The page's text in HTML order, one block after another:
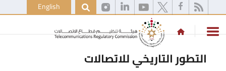
English
التطور التاريخي للاتصالات